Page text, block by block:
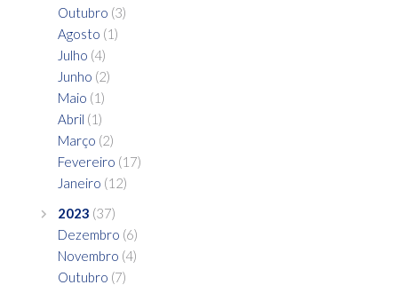
Outubro (3)
Agosto (1)
Julho (4)
Junho (2)
Maio (1)
Abril (1)
Março (2)
Fevereiro (17)
Janeiro (12)
2023 (37)
Dezembro (6)
Novembro (4)
Outubro (7)